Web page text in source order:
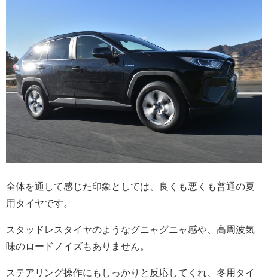
全体を通して感じた印象としては、良くも悪くも普通の夏
用タイヤです。
スタッドレスタイヤのようなグニャグニャ感や、高周波気
味のロードノイズもありません。
ステアリング操作にもしっかりと反応してくれ、冬用タイ